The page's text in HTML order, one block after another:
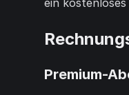
ein
Premium-